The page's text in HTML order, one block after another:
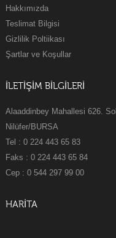
Hakkımızda
Teslimat Bilgisi
Gizlilik Poltiikası
Şartlar ve Koşullar
İLETİŞİM BİLGİLERİ
Alaaddinbey Mahallesi 626.
Nilüfer/BURSA
Tel : 0 224 443 65 83
Faks : 0 224 443 65 84
Cep : 0 544 297 99 00
HARİTA